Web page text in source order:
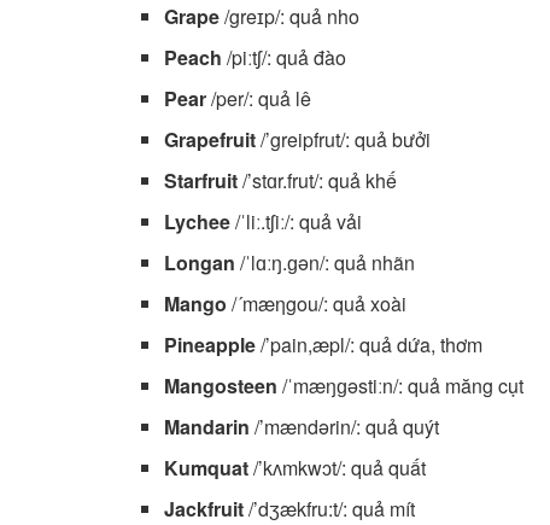
Grape/greɪp/: quả nho
Peach /piːtʃ/: quả đào
Pear/per/: quả lê
Grapefruit/’greipfrut/: quả bưởi
Starfruit/’stɑr.frut/: quả khế
Lychee/ˈliː.tʃiː/: quả vải
Longan /ˈlɑːŋ.ɡən/: quả nhãn
Mango /´mæηgou/: quả xoài
Pineapple/’pain,æpl/: quả dứa, thơm
Mangosteen /ˈmæŋɡəstiːn/: quả măng cụt
Mandarin /’mændərin/: quả quýt
Kumquat/’kʌmkwɔt/: quả quất
Jackfruit/’dʒækfru:t/: quả mít